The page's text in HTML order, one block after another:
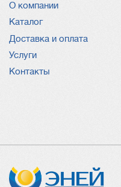
О компании
Каталог
Доставка и оплата
Услуги
Контакты